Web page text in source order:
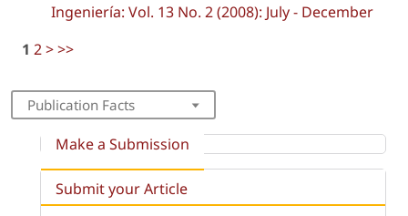
Ingeniería: Vol. 13 No. 2 (2008): July - December
1 2>>>
Publication Facts
Make a Submission
Submit your Article